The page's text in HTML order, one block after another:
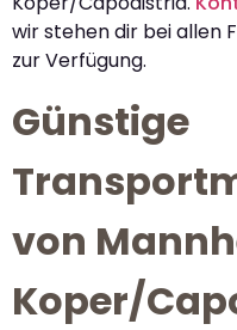
wir stehen dir bei allen
zur Verfügung.
Günstige
von
Koper/